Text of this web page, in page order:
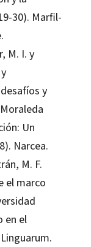
30). Marfil-
M. I. y
y
Un
Narcea.
M. F.
el marco
en el